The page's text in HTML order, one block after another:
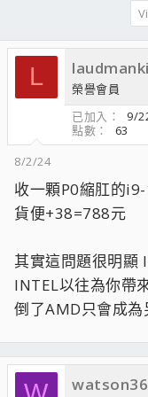
L
榮譽會員
已加入
9/
點數
63
8/2/24
收一顆P0縮肛的
貨便+38=788元
其實這問題很明顯
INTEL以往為你帶
倒了AMD只會成為